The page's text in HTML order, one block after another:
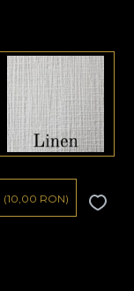
(10,00 RON)